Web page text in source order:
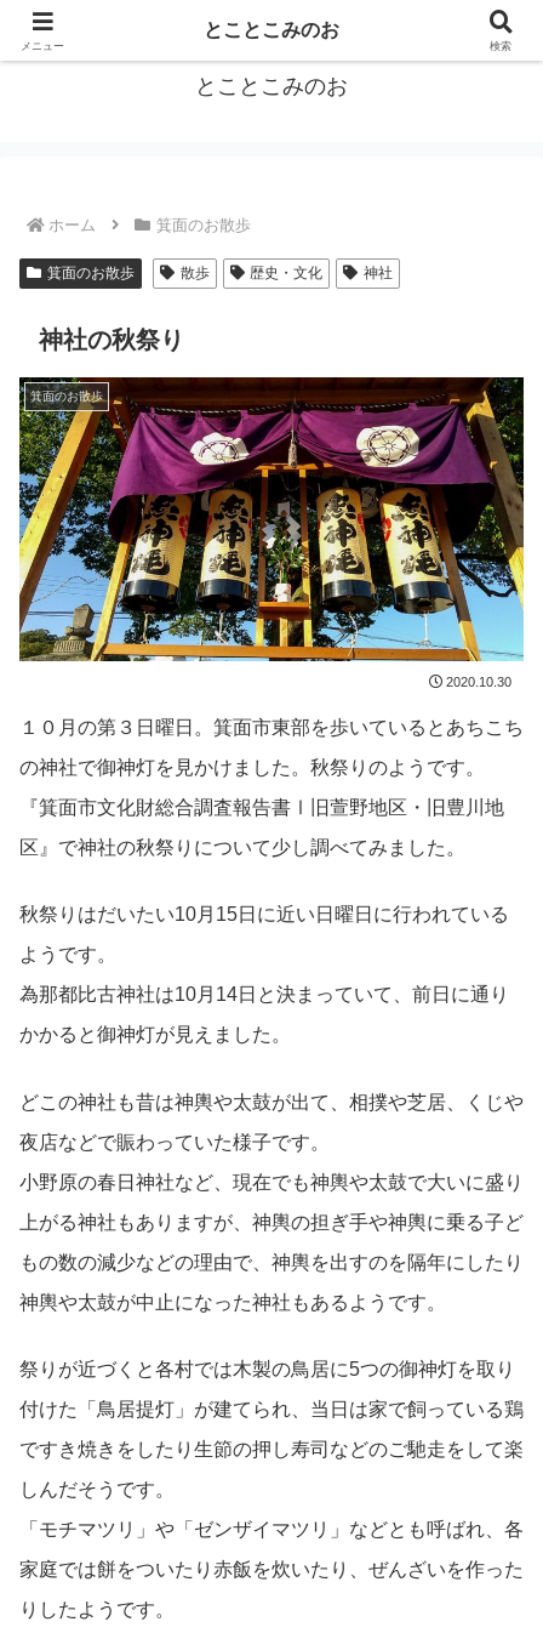
箕面をトコトコお散歩しながらご紹介
とことこみのお
ホーム 箕面のお散歩
箕面のお散歩 散歩 歴史・文化 神社
神社の秋祭り
箕面のお散歩
2020.10.30
１０月の第３日曜日。箕面市東部を歩いているとあちこち
の神社で御神灯を見かけました。秋祭りのようです。
『箕面市文化財総合調査報告書Ⅰ旧萱野地区・旧豊川地
区』で神社の秋祭りについて少し調べてみました。
秋祭りはだいたい10月15日に近い日曜日に行われている
ようです。
為那都比古神社は10月14日と決まっていて、前日に通り
かかると御神灯が見えました。
どこの神社も昔は神輿や太鼓が出て、相撲や芝居、くじや
夜店などで賑わっていた様子です。
小野原の春日神社など、現在でも神輿や太鼓で大いに盛り
上がる神社もありますが、神輿の担ぎ手や神輿に乗る子ど
もの数の減少などの理由で、神輿を出すのを隔年にしたり
神輿や太鼓が中止になった神社もあるようです。
祭りが近づくと各村では木製の鳥居に5つの御神灯を取り
付けた「鳥居提灯」が建てられ、当日は家で飼っている鶏
ですき焼きをしたり生節の押し寿司などのご馳走をして楽
しんだそうです。
「モチマツリ」や「ゼンザイマツリ」などとも呼ばれ、各
家庭では餅をついたり赤飯を炊いたり、ぜんざいを作った
りしたようです。
メニュー
とことこみのお
検索